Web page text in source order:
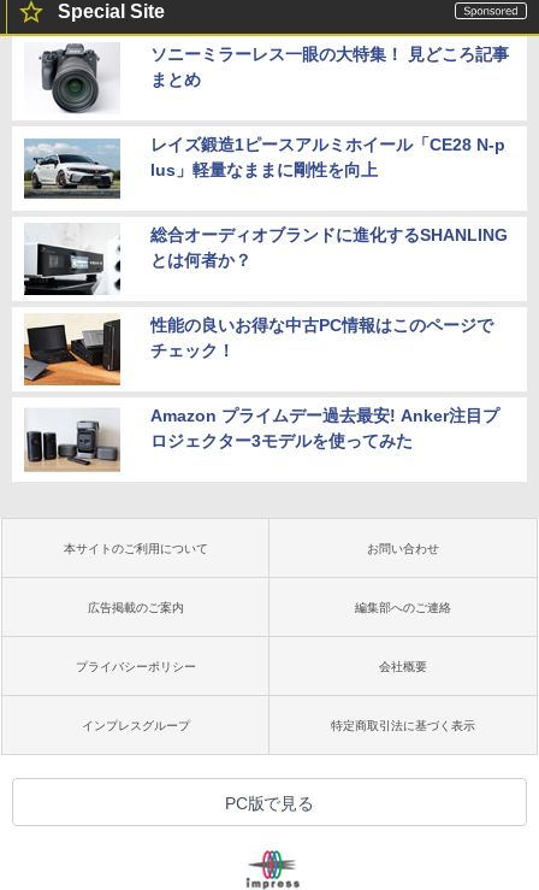
Special Site
ソニーミラーレス一眼の大特集！ 見どころ記事
まとめ
レイズ鍛造1ピースアルミホイール「CE28 N-p
lus」軽量なままに剛性を向上
総合オーディオブランドに進化するSHANLING
とは何者か？
性能の良いお得な中古PC情報はこのページで
チェック！
Amazon プライムデー過去最安! Anker注目プ
ロジェクター3モデルを使ってみた
本サイトのご利用について お問い合わせ
広告掲載のご案内 編集部へのご連絡
プライバシーポリシー 会社概要
インプレスグループ 特定商取引法に基づく表示
PC版で見る